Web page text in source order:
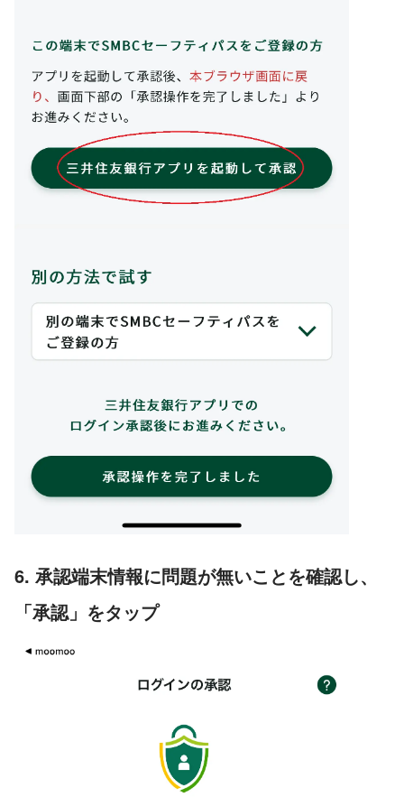
6. 承認端末情報に問題が無いことを確認し、
「承認」をタップ